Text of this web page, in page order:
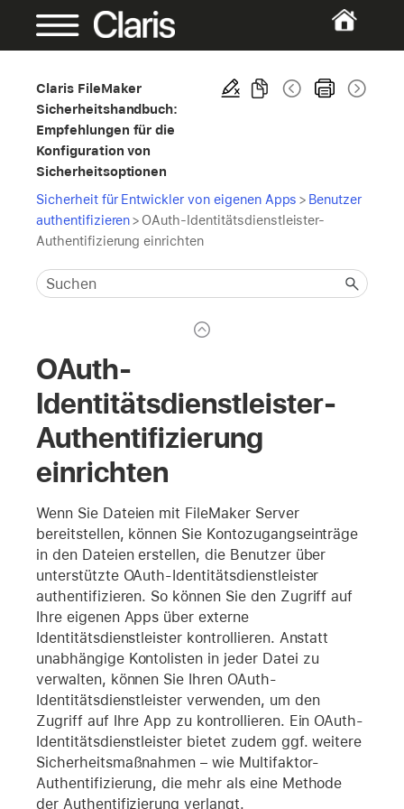
Claris FileMaker
Sicherheitshandbuch:
Empfehlungen für die
Konfiguration von
Sicherheitsoptionen
Sicherheit für Entwickler von eigenen Apps > Benutzer
authentifizieren> OAuth-Identitätsdienstleister-
Authentifizierung einrichten
OAuth-
Identitätsdienstleister-
Authentifizierung
einrichten
Wenn Sie Dateien mit FileMaker Server
bereitstellen, können Sie Kontozugangseinträge
in den Dateien erstellen, die Benutzer über
unterstützte OAuth-Identitätsdienstleister
authentifizieren. So können Sie den Zugriff auf
Ihre eigenen Apps über externe
Identitätsdienstleister kontrollieren. Anstatt
unabhängige Kontolisten in jeder Datei zu
verwalten, können Sie Ihren OAuth-
Identitätsdienstleister verwenden, um den
Zugriff auf Ihre App zu kontrollieren. Ein OAuth-
Identitätsdienstleister bietet zudem ggf. weitere
Sicherheitsmaßnahmen – wie Multifaktor-
Authentifizierung, die mehr als eine Methode
der Authentifizierung verlangt.